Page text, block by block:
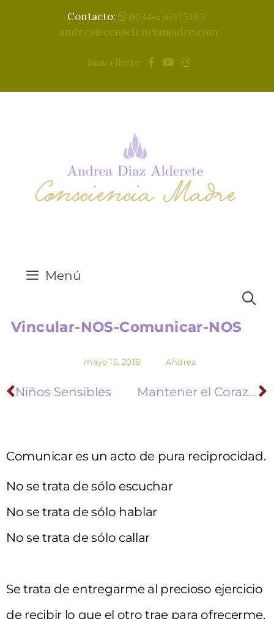
Contacto: 0034-636915183
andrea@conscienciamadre.com
Suscríbete
Menú
Vincular-NOS-Comunicar-NOS
mayo 15, 2018 Andrea
Niños Sensibles Mantener el Corazón Abierto
Comunicar es un acto de pura reciprocidad.
No se trata de sólo escuchar
No se trata de sólo hablar
No se trata de sólo callar
Se trata de entregarme al precioso ejercicio
de recibir lo que el otro trae para ofrecerme,